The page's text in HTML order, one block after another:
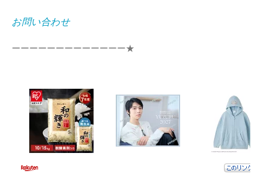
お問い合わせ
ーーーーーーーーーーーーー★